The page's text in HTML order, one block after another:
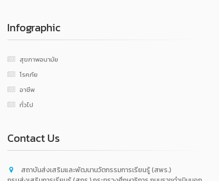
Infographic
สุขภาพอนามัย
โรคภัย
อาชีพ
ทั่วไป
Contact Us
สถาบันส่งเสริมและพัฒนานวัตกรรมการเรียนรู้ (สพร.)